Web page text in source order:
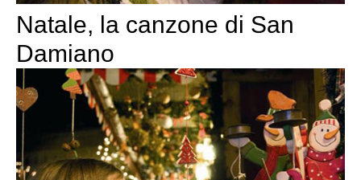
Natale, la canzone di San
Damiano